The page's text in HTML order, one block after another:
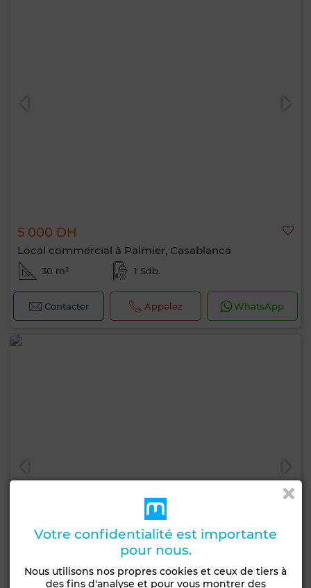
5 000 DH
Local commercial à Palmier, Casablanca
30 m² 1 Sdb.
Contacter Appelez WhatsApp
Votre confidentialité est importante
pour nous.
Nous utilisons nos propres cookies et ceux de tiers à
des fins d'analyse et pour vous montrer des